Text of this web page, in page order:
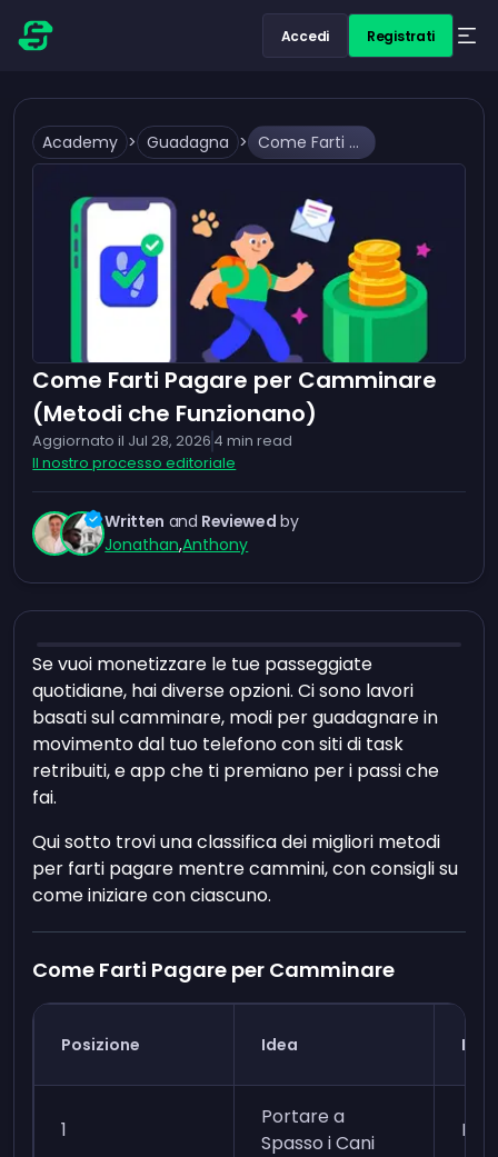
Accedi Registrati
Academy > Guadagna > Come Farti Pagare per Camminare (Metodi che Funzionano)
Come Farti Pagare per Camminare
(Metodi che Funzionano)
Aggiornato il Jul 28, 2026 4 min read
Il nostro processo editoriale
Written and Reviewed by
Jonathan,Anthony
Se vuoi monetizzare le tue passeggiate
quotidiane, hai diverse opzioni. Ci sono lavori
basati sul camminare, modi per guadagnare in
movimento dal tuo telefono con siti di task
retribuiti, e app che ti premiano per i passi che
fai.
Qui sotto trovi una classifica dei migliori metodi
per farti pagare mentre cammini, con consigli su
come iniziare con ciascuno.
Come Farti Pagare per Camminare
Posizione Idea
1
Portare a
Spasso i Cani